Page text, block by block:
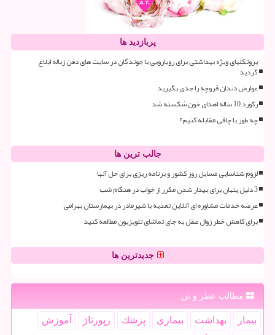
پربازدید ها
پروتکلهای ویژه بهداشتی برای رویارویی با جوندگان در سایت های دفن زباله ابلاغ
گردید
عوارض دندان قروچه را جدی بگیرید
رکورد 10 ساله اهدای خون شکسته شد
چه طور با چاقی مقابله کنیم؟
جالب ترین ها
لزوم شناسایی مسایل روز کشور و برنامه ریزی برای حل آنها
3 دلیل پنهان برای بیدار شدن مکرر از خواب در هنگام شب
عرضه خدمات مشاوره ای آنلاین تغذیه با شیرمادر در بیمارستان بهرامی
برای کاهش خطر زوال عقل به جای تماشای تلویزیون مطالعه کنید
جدیدترین ها
مطالب عطر و تن
بیمار بهداشت بیماری پزشك رپورتاژ
آموزش